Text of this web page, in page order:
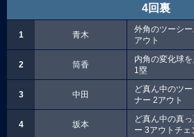
4回裏
1 青木
外角のツーシ
アウト
2 筒香
内角の変化球
1塁
3 中田
ど真ん中のツ
ナー 2アウト
4 坂本
ど真ん中の真
ー 3アウトチェ